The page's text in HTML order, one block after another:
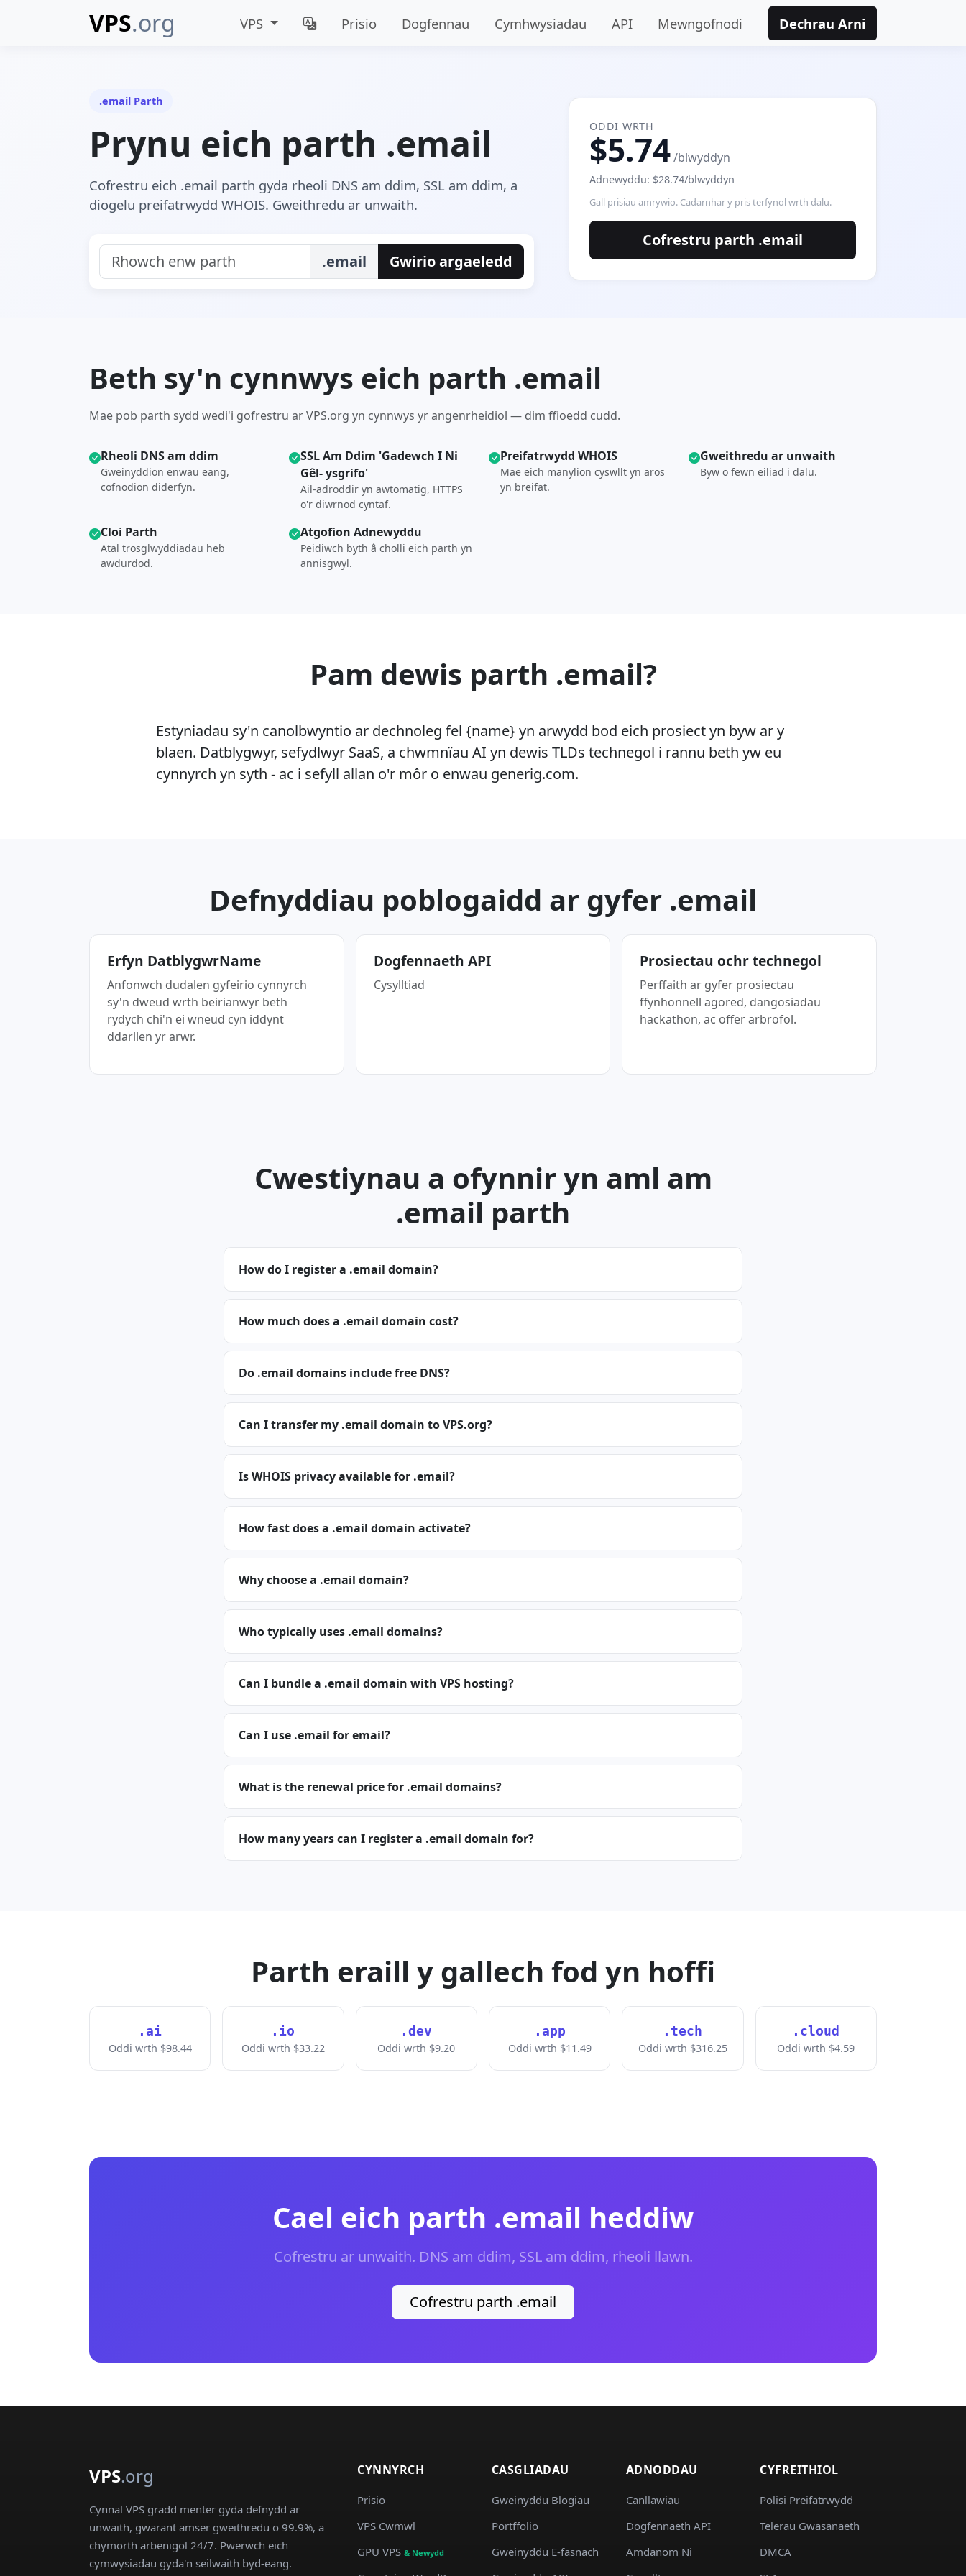
VPS.org VPS Prisio Dogfennau Cymhwysiadau API Mewngofnodi Dechrau Arni
.email Parth
Prynu eich parth .email
Cofrestru eich .email parth gyda rheoli DNS am ddim, SSL am ddim, a
diogelu preifatrwydd WHOIS. Gweithredu ar unwaith.
.email Gwirio argaeledd
ODDI WRTH
$5.74/blwyddyn
Adnewyddu: $28.74/blwyddyn
Gall prisiau amrywio. Cadarnhar y pris terfynol wrth dalu.
Cofrestru parth .email
Beth sy'n cynnwys eich parth .email
Mae pob parth sydd wedi'i gofrestru ar VPS.org yn cynnwys yr angenrheidiol — dim ffioedd cudd.
Rheoli DNS am ddim
Gweinyddion enwau eang,
cofnodion diderfyn.
SSL Am Ddim 'Gadewch I Ni
Gêl- ysgrifo'
Ail-adroddir yn awtomatig, HTTPS
o'r diwrnod cyntaf.
Preifatrwydd WHOIS
Mae eich manylion cyswllt yn aros
yn breifat.
Gweithredu ar unwaith
Byw o fewn eiliad i dalu.
Cloi Parth
Atal trosglwyddiadau heb
awdurdod.
Atgofion Adnewyddu
Peidiwch byth â cholli eich parth yn
annisgwyl.
Pam dewis parth .email?
Estyniadau sy'n canolbwyntio ar dechnoleg fel {name} yn arwydd bod eich prosiect yn byw ar y
blaen. Datblygwyr, sefydlwyr SaaS, a chwmnïau AI yn dewis TLDs technegol i rannu beth yw eu
cynnyrch yn syth - ac i sefyll allan o'r môr o enwau generig.com.
Defnyddiau poblogaidd ar gyfer .email
Erfyn DatblygwrName
Anfonwch dudalen gyfeirio cynnyrch
sy'n dweud wrth beirianwyr beth
rydych chi'n ei wneud cyn iddynt
ddarllen yr arwr.
Dogfennaeth API
Cysylltiad
Prosiectau ochr technegol
Perffaith ar gyfer prosiectau
ffynhonnell agored, dangosiadau
hackathon, ac offer arbrofol.
Cwestiynau a ofynnir yn aml am
.email parth
How do I register a .email domain?
How much does a .email domain cost?
Do .email domains include free DNS?
Can I transfer my .email domain to VPS.org?
Is WHOIS privacy available for .email?
How fast does a .email domain activate?
Why choose a .email domain?
Who typically uses .email domains?
Can I bundle a .email domain with VPS hosting?
Can I use .email for email?
What is the renewal price for .email domains?
How many years can I register a .email domain for?
Parth eraill y gallech fod yn hoffi
.ai
Oddi wrth $98.44
.io
Oddi wrth $33.22
.dev
Oddi wrth $9.20
.app
Oddi wrth $11.49
.tech
Oddi wrth $316.25
.cloud
Oddi wrth $4.59
Cael eich parth .email heddiw
Cofrestru ar unwaith. DNS am ddim, SSL am ddim, rheoli llawn.
Cofrestru parth .email
VPS.org
Cynnal VPS gradd menter gyda defnydd ar
unwaith, gwarant amser gweithredu o 99.9%, a
chymorth arbenigol 24/7. Pwerwch eich
cymwysiadau gyda'n seilwaith byd-eang.
CYNNYRCH
Prisio
VPS Cwmwl
GPU VPS& Newydd
CASGLIADAU
Gweinyddu Blogiau
Portffolio
Gweinyddu E-fasnach
ADNODDAU
Canllawiau
Dogfennaeth API
Amdanom Ni
CYFREITHIOL
Polisi Preifatrwydd
Telerau Gwasanaeth
DMCA